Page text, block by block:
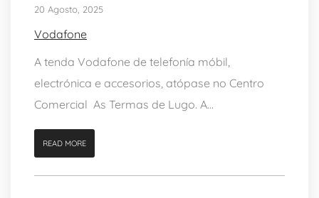
20 Agosto, 2025
Vodafone
A tenda Vodafone de telefonía móbil,
electrónica e accesorios, atópase no Centro
Comercial As Termas de Lugo. A...
READ MORE